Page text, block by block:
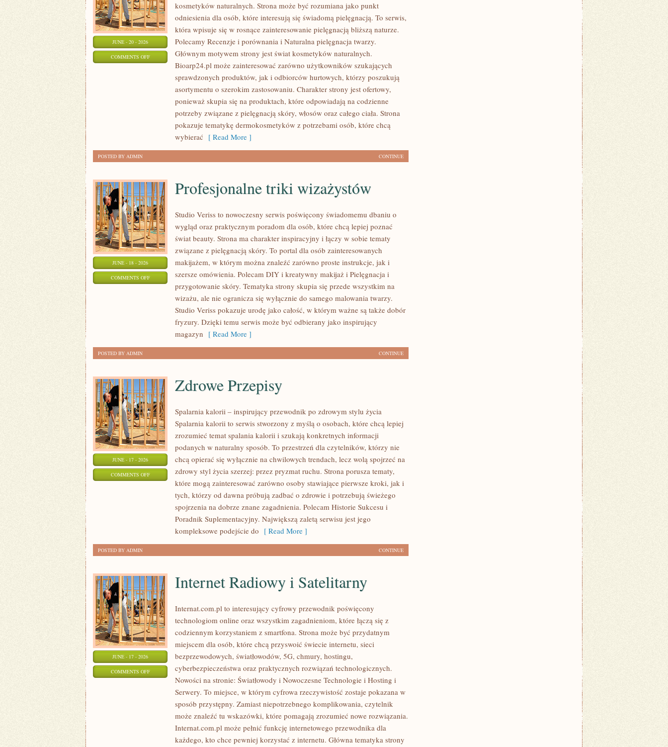
JUNE - 20 - 2026
COMMENTS OFFON
KOSMETYKI
kosmetyków naturalnych. Strona może być rozumiana jako punkt
odniesienia dla osób, które interesują się świadomą pielęgnacją. To serwis,
która wpisuje się w rosnące zainteresowanie pielęgnacją bliższą naturze.
Polecamy Recenzje i porównania i Naturalna pielęgnacja twarzy.
Głównym motywem strony jest świat kosmetyków naturalnych.
Bioarp24.pl może zainteresować zarówno użytkowników szukających
sprawdzonych produktów, jak i odbiorców hurtowych, którzy poszukują
asortymentu o szerokim zastosowaniu. Charakter strony jest ofertowy,
ponieważ skupia się na produktach, które odpowiadają na codzienne
potrzeby związane z pielęgnacją skóry, włosów oraz całego ciała. Strona
pokazuje tematykę dermokosmetyków z potrzebami osób, które chcą
wybierać [ Read More ]
CONTINUE
POSTED BY ADMIN
JUNE - 18 - 2026
COMMENTS OFFON
PROFESJONALNE
WIZAŻYSTÓW
Profesjonalne triki wizażystów
Studio Veriss to nowoczesny serwis poświęcony świadomemu dbaniu o
wygląd oraz praktycznym poradom dla osób, które chcą lepiej poznać
świat beauty. Strona ma charakter inspiracyjny i łączy w sobie tematy
związane z pielęgnacją skóry. To portal dla osób zainteresowanych
makijażem, w którym można znaleźć zarówno proste instrukcje, jak i
szersze omówienia. Polecam DIY i kreatywny makijaż i Pielęgnacja i
przygotowanie skóry. Tematyka strony skupia się przede wszystkim na
wizażu, ale nie ogranicza się wyłącznie do samego malowania twarzy.
Studio Veriss pokazuje urodę jako całość, w którym ważne są także dobór
fryzury. Dzięki temu serwis może być odbierany jako inspirujący
magazyn [ Read More ]
CONTINUE
POSTED BY ADMIN
JUNE - 17 - 2026
COMMENTS OFFON
Zdrowe Przepisy
Spalarnia kalorii – inspirujący przewodnik po zdrowym stylu życia
Spalarnia kalorii to serwis stworzony z myślą o osobach, które chcą lepiej
zrozumieć temat spalania kalorii i szukają konkretnych informacji
podanych w naturalny sposób. To przestrzeń dla czytelników, którzy nie
chcą opierać się wyłącznie na chwilowych trendach, lecz wolą spojrzeć na
zdrowy styl życia szerzej: przez pryzmat ruchu. Strona porusza tematy,
które mogą zainteresować zarówno osoby stawiające pierwsze kroki, jak i
tych, którzy od dawna próbują zadbać o zdrowie i potrzebują świeżego
spojrzenia na dobrze znane zagadnienia. Polecam Historie Sukcesu i
Poradnik Suplementacyjny. Największą zaletą serwisu jest jego
kompleksowe podejście do [ Read More ]
CONTINUE
POSTED BY ADMIN
JUNE - 17 - 2026
COMMENTS OFFON
SATELITARNY
Internet Radiowy i Satelitarny
Internat.com.pl to interesujący cyfrowy przewodnik poświęcony
technologiom online oraz wszystkim zagadnieniom, które łączą się z
codziennym korzystaniem z smartfona. Strona może być przydatnym
miejscem dla osób, które chcą przyswoić świecie internetu, sieci
bezprzewodowych, światłowodów, 5G, chmury, hostingu,
cyberbezpieczeństwa oraz praktycznych rozwiązań technologicznych.
Nowości na stronie: Światłowody i Nowoczesne Technologie i Hosting i
Serwery. To miejsce, w którym cyfrowa rzeczywistość zostaje pokazana w
sposób przystępny. Zamiast niepotrzebnego komplikowania, czytelnik
może znaleźć tu wskazówki, które pomagają zrozumieć nowe rozwiązania.
Internat.com.pl może pełnić funkcję internetowego przewodnika dla
każdego, kto chce pewniej korzystać z internetu. Główna tematyka strony